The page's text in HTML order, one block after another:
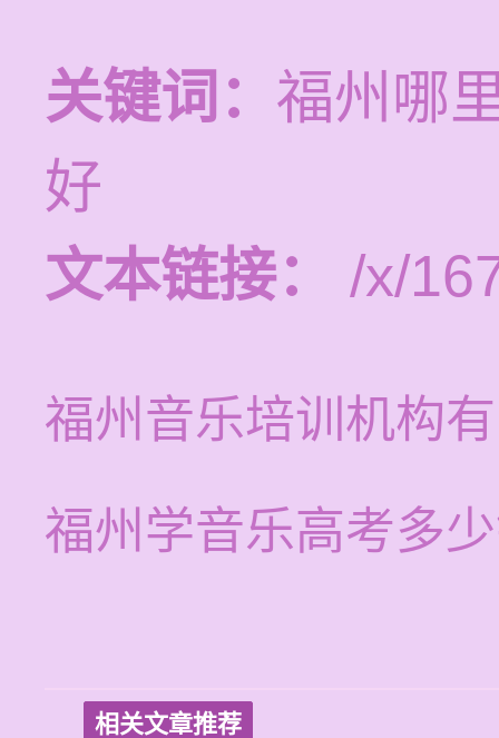
关键词： 福州哪
好
文本链接：
/x/
福州音乐培训机构
福州学音乐高考多
相关文章推荐